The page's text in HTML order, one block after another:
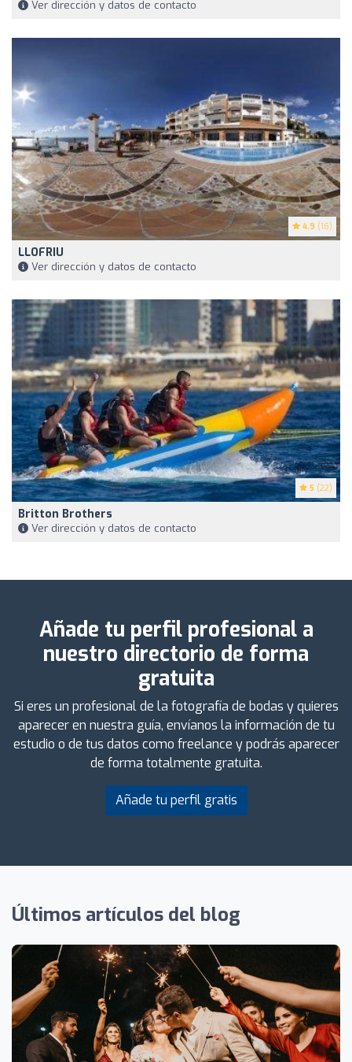
Ver dirección y datos de contacto
4.9 (16)
LLOFRIU
Ver dirección y datos de contacto
5 (22)
Britton Brothers
Ver dirección y datos de contacto
Añade tu perfil profesional a
nuestro directorio de forma
gratuita
Si eres un profesional de la fotografía de bodas y quieres
aparecer en nuestra guía, envíanos la información de tu
estudio o de tus datos como freelance y podrás aparecer
de forma totalmente gratuita.
Añade tu perfil gratis
Últimos artículos del blog